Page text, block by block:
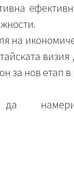
на
визия
за нов етап